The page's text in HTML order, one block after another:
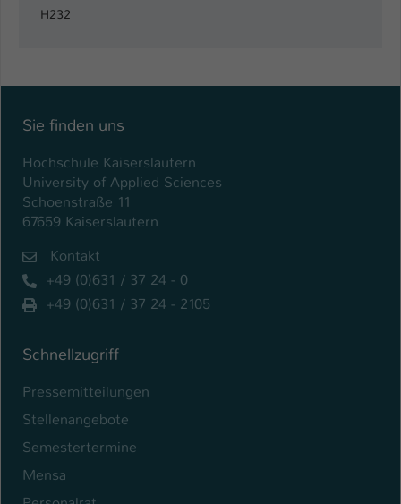
H232
Sie finden uns
Hochschule Kaiserslautern
University of Applied Sciences
Schoenstraße 11
67659 Kaiserslautern
Kontakt
+49 (0)631 / 37 24 - 0
+49 (0)631 / 37 24 - 2105
Schnellzugriff
Pressemitteilungen
Stellenangebote
Semestertermine
Mensa